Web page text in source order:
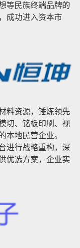
等民族终端品牌的
成功进入资本市
料资源，锤炼领先
切、铭板印刷、视
本地民营企业。
进行战略重构，深
优选方案，企业实